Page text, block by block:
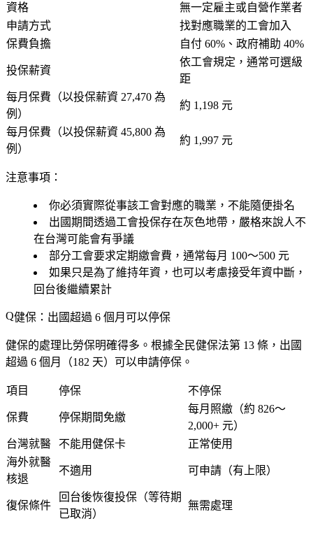
資格
無一定雇主或自營作業者
申請方式
找對應職業的工會加入
保費負擔
自付 60%、政府補助 40%
投保薪資
依工會規定，通常可選級
距
每月保費（以投保薪資 27,470 為
例）
約 1,198 元
每月保費（以投保薪資 45,800 為
例）
約 1,997 元
注意事項：
你必須實際從事該工會對應的職業，不能隨便掛名
出國期間透過工會投保存在灰色地帶，嚴格來說人不
在台灣可能會有爭議
部分工會要求定期繳會費，通常每月 100～500 元
如果只是為了維持年資，也可以考慮接受年資中斷，
回台後繼續累計
健保：出國超過 6 個月可以停保
健保的處理比勞保明確得多。根據全民健保法第 13 條，出國
超過 6 個月（182 天）可以申請停保。
項目 停保 不停保
保費 停保期間免繳
每月照繳（約 826～
2,000+ 元）
台灣就醫
不能用健保卡
正常使用
海外就醫
核退
不適用 可申請（有上限）
復保條件
回台後恢復投保（等待期
已取消）
無需處理